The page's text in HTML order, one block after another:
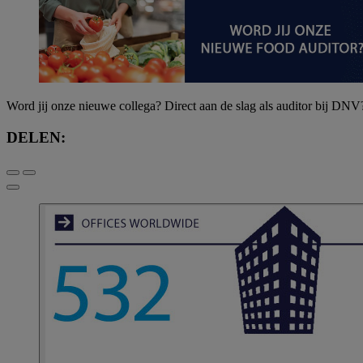
Word jij onze nieuwe collega? Direct aan de slag als auditor bij
DELEN: